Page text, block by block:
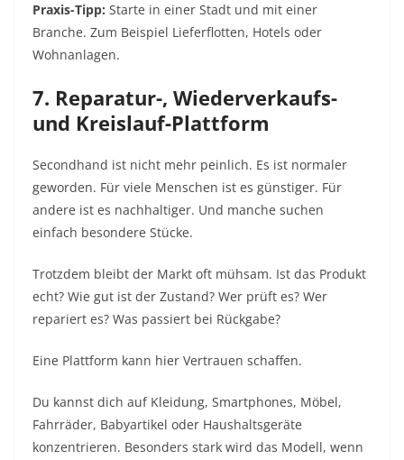
Praxis-Tipp: Starte in einer Stadt und mit einer
Branche. Zum Beispiel Lieferflotten, Hotels oder
Wohnanlagen.
7. Reparatur-, Wiederverkaufs-
und Kreislauf-Plattform
Secondhand ist nicht mehr peinlich. Es ist normaler
geworden. Für viele Menschen ist es günstiger. Für
andere ist es nachhaltiger. Und manche suchen
einfach besondere Stücke.
Trotzdem bleibt der Markt oft mühsam. Ist das Produkt
echt? Wie gut ist der Zustand? Wer prüft es? Wer
repariert es? Was passiert bei Rückgabe?
Eine Plattform kann hier Vertrauen schaffen.
Du kannst dich auf Kleidung, Smartphones, Möbel,
Fahrräder, Babyartikel oder Haushaltsgeräte
konzentrieren. Besonders stark wird das Modell, wenn